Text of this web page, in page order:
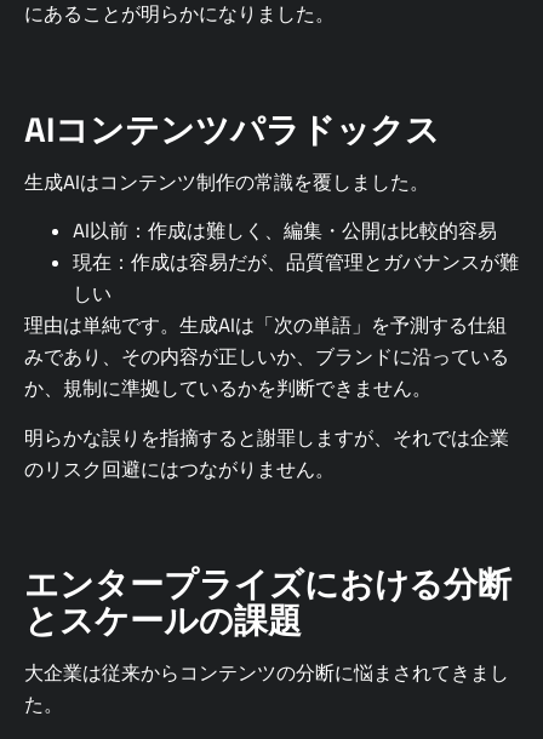
にあることが明らかになりました。
AIコンテンツパラドックス
生成AIはコンテンツ制作の常識を覆しました。
AI以前：作成は難しく、編集・公開は比較的容易
現在：作成は容易だが、品質管理とガバナンスが難
しい
理由は単純です。生成AIは「次の単語」を予測する仕組
みであり、その内容が正しいか、ブランドに沿っている
か、規制に準拠しているかを判断できません。
明らかな誤りを指摘すると謝罪しますが、それでは企業
のリスク回避にはつながりません。
エンタープライズにおける分断
とスケールの課題
​​大企業は従来からコンテンツの分断に悩まされてきまし
た。